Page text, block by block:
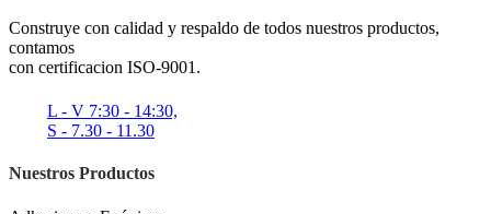
Construye con calidad y respaldo de todos nuestros productos,
contamos
con certificacion ISO-9001.
L - V 7:30 - 14:30,
S - 7.30 - 11.30
Nuestros Productos